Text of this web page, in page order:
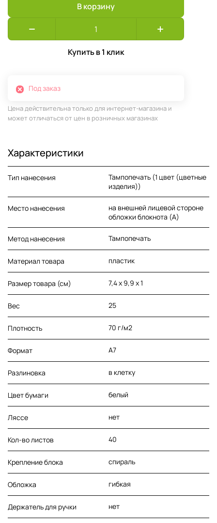
В корзину
Купить в 1 клик
Под заказ
Цена действительна только для интернет-магазина и
может отличаться от цен в розничных магазинах
Характеристики
Тип нанесения
Тампопечать (1 цвет (цветные
изделия))
Место нанесения
на внешней лицевой стороне
обложки блокнота (A)
Метод нанесения Тампопечать
Материал товара пластик
Размер товара (см) 7,4 х 9,9 х 1
Вес 25
Плотность 70 г/м2
Формат A7
Разлиновка в клетку
Цвет бумаги белый
Ляссе нет
Кол-во листов 40
Крепление блока спираль
Обложка гибкая
Держатель для ручки нет